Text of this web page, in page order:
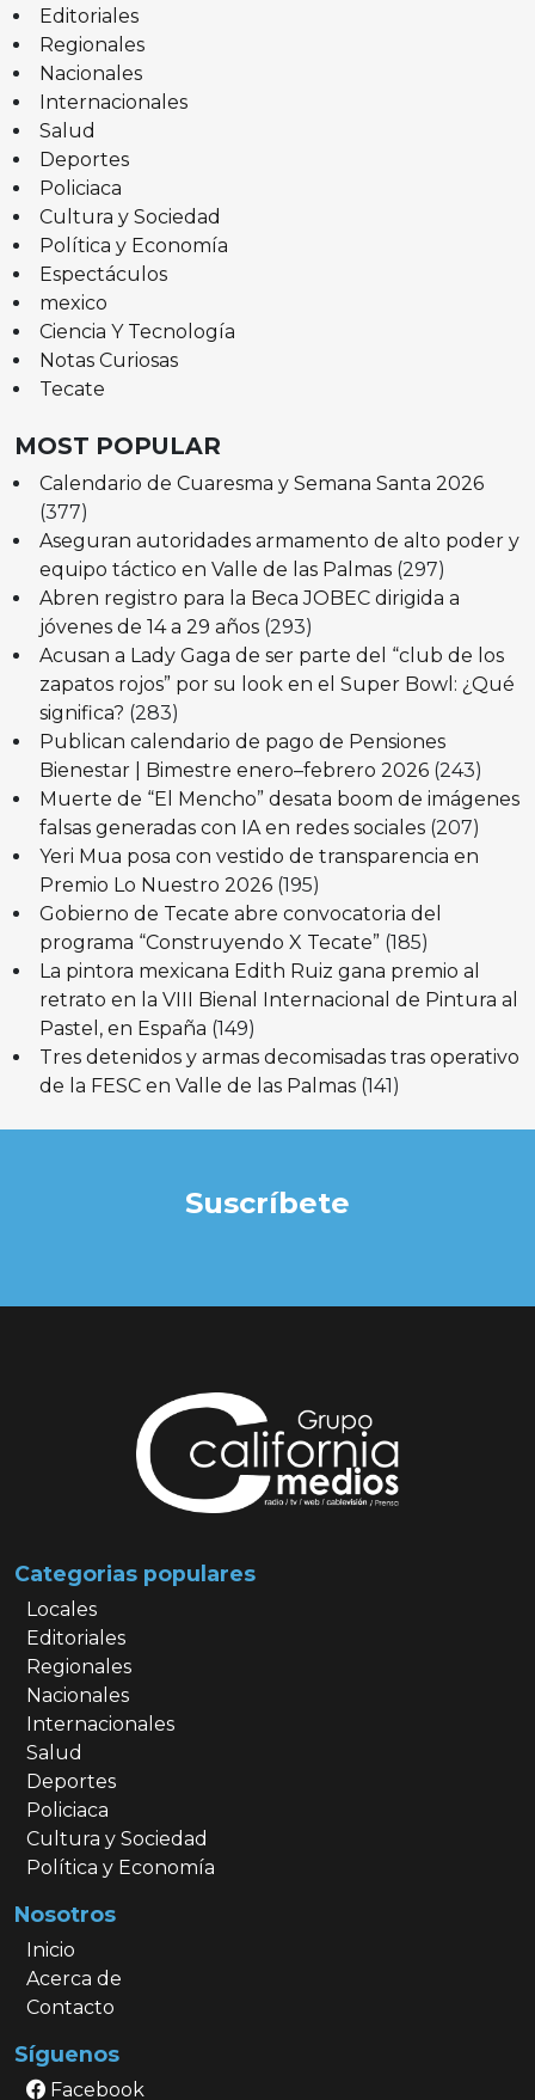
Editoriales
Regionales
Nacionales
Internacionales
Salud
Deportes
Policiaca
Cultura y Sociedad
Política y Economía
Espectáculos
mexico
Ciencia Y Tecnología
Notas Curiosas
Tecate
MOST POPULAR
Calendario de Cuaresma y Semana Santa 2026
(377)
Aseguran autoridades armamento de alto poder y
equipo táctico en Valle de las Palmas (297)
Abren registro para la Beca JOBEC dirigida a
jóvenes de 14 a 29 años (293)
Acusan a Lady Gaga de ser parte del “club de los
zapatos rojos” por su look en el Super Bowl: ¿Qué
significa? (283)
Publican calendario de pago de Pensiones
Bienestar | Bimestre enero–febrero 2026 (243)
Muerte de “El Mencho” desata boom de imágenes
falsas generadas con IA en redes sociales (207)
Yeri Mua posa con vestido de transparencia en
Premio Lo Nuestro 2026 (195)
Gobierno de Tecate abre convocatoria del
programa “Construyendo X Tecate” (185)
La pintora mexicana Edith Ruiz gana premio al
retrato en la VIII Bienal Internacional de Pintura al
Pastel, en España (149)
Tres detenidos y armas decomisadas tras operativo
de la FESC en Valle de las Palmas (141)
Suscríbete
Categorias populares
Locales
Editoriales
Regionales
Nacionales
Internacionales
Salud
Deportes
Policiaca
Cultura y Sociedad
Política y Economía
Nosotros
Inicio
Acerca de
Contacto
Síguenos
Facebook